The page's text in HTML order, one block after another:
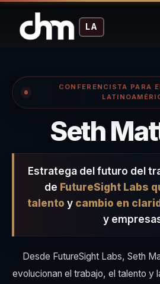
LA
CONFERENCISTA PARA
Seth
Estratega del futuro del
de FutureSight Labs
talento y cambio en
y
Desde FutureSight Labs, Seth
evolucionan el trabajo, el talento y